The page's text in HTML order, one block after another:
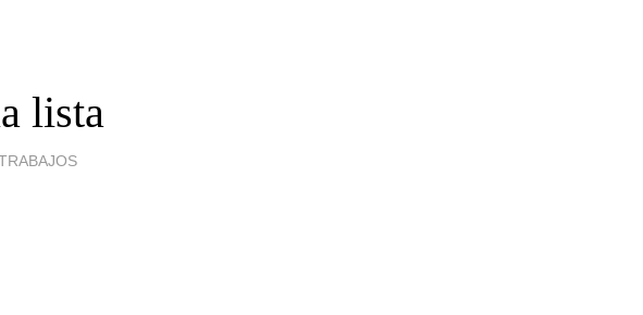
lista